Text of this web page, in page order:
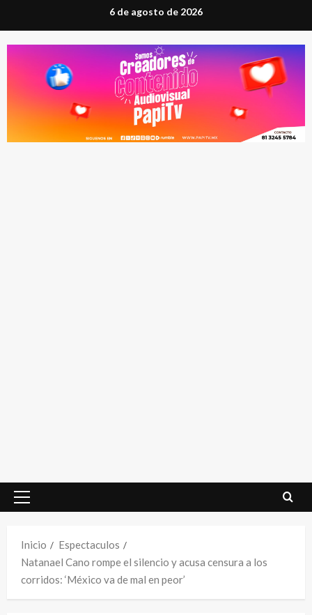
al
contenido
6 de agosto de 2026
Menú
Inicio
Espectaculos
Natanael Cano rompe el silencio y acusa censura a los
corridos: ‘México va de mal en peor’